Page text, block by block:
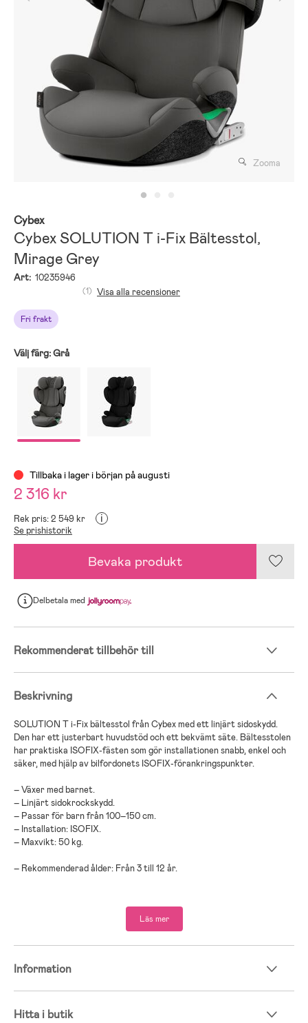
Zooma
Cybex
Cybex SOLUTION T i-Fix Bältesstol,
Mirage Grey
Art: 10235946
Fri frakt
(1) Visa alla recensioner
Välj färg:Grå
Tillbaka i lager i början på augusti
2 316 kr
Rek pris: 2 549 kr i
Se prishistorik
Bevaka produkt
Delbetalamed
Rekommenderat tillbehör till
Beskrivning
SOLUTION T i-Fix bältesstol från Cybex med ett linjärt sidoskydd.
Den har ett justerbart huvudstöd och ett bekvämt säte. Bältesstolen
har praktiska ISOFIX-fästen som gör installationen snabb, enkel och
säker, med hjälp av bilfordonets ISOFIX-förankringspunkter.
– Växer med barnet.
– Linjärt sidokrockskydd.
– Passar för barn från 100–150 cm.
– Installation: ISOFIX.
– Maxvikt: 50 kg.
– Rekommenderad ålder: Från 3 till 12 år.
passar just ditt barns behov och att det ibland kan bli mycket att
tänka på med olika modeller, märken och funktioner. För att
underlätta detta viktiga val hänvisar vi gärna till vår guide för
bilbarnstolar:
Läs mer
Information
Hitta i butik